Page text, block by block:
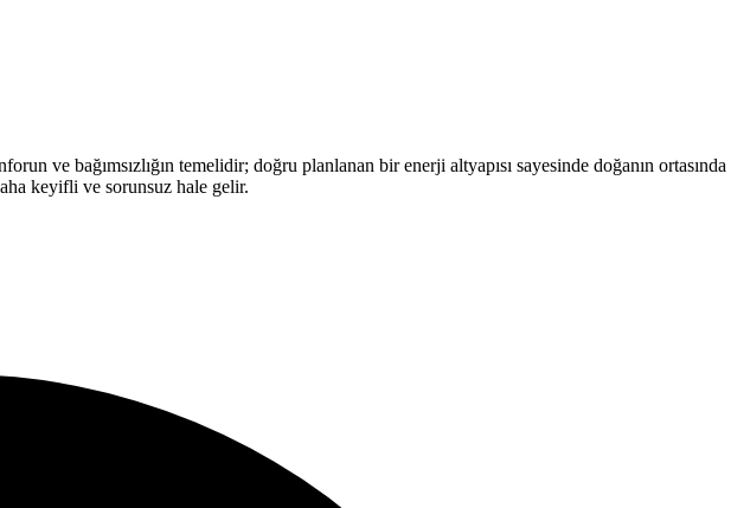
ve bağımsızlığın temelidir; doğru planlanan bir enerji altyapısı sayesinde doğanın ortasında
keyifli ve sorunsuz hale gelir.